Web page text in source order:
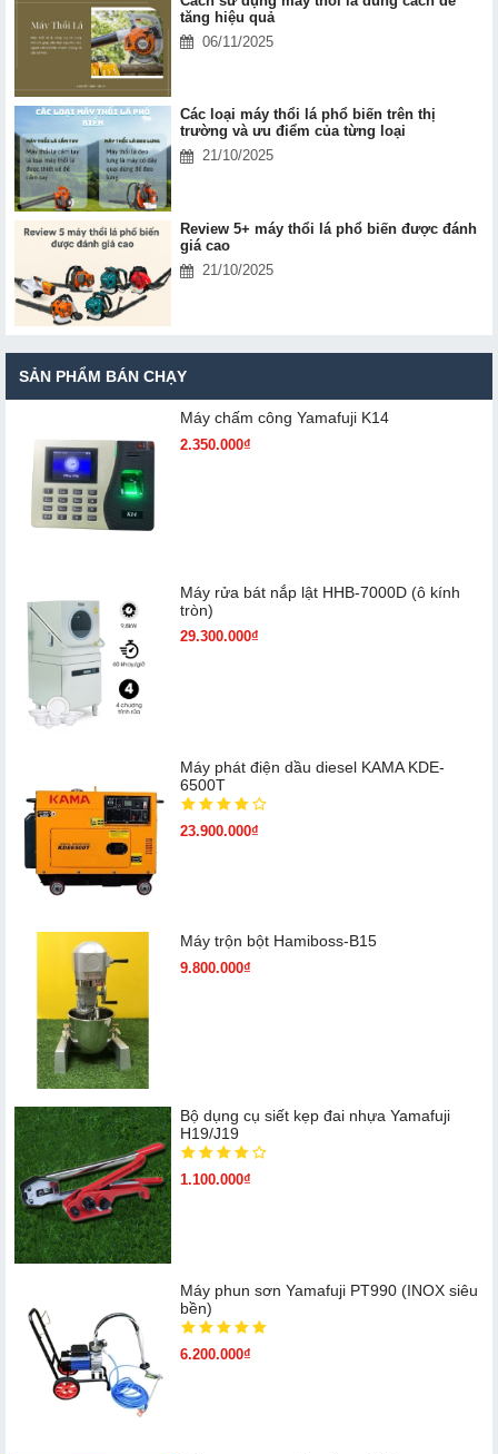
tăng hiệu quả
06/11/2025
Các loại máy thổi lá phổ biến trên thị
trường và ưu điểm của từng loại
21/10/2025
Review 5+ máy thổi lá phổ biến được đánh
giá cao
21/10/2025
SẢN PHẨM BÁN CHẠY
Máy chấm cô​ng Yamafuji K14
2.350.000₫
Máy rửa bát nắp lật HHB-7000D (ô kính
tròn)
29.300.000₫
Máy phát điện dầu diesel KAMA KDE-
6500T
23.900.000₫
Máy trộn bột Hamiboss-B15
9.800.000₫
Bộ dụng cụ siết kẹp đai nhựa Yamafuji
H19/J19
1.100.000₫
Máy phun sơn Yamafuji PT990 (INOX siêu
bền)
6.200.000₫